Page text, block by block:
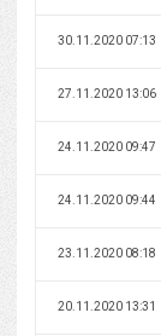
30.11.2020 07:13
27.11.2020 13:06
24.11.2020 09:47
24.11.2020 09:44
23.11.2020 08:18
20.11.2020 13:31